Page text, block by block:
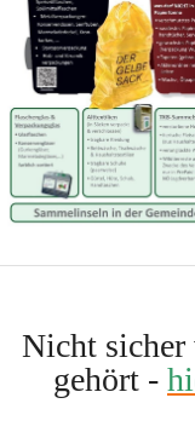
Nicht sicher
gehört -